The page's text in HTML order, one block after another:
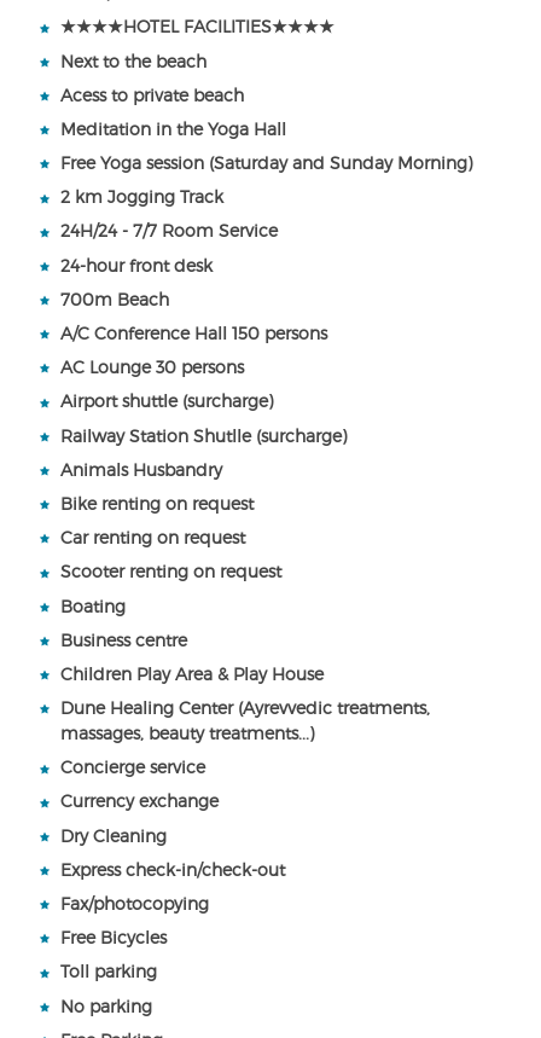
★★★★HOTEL FACILITIES★★★★
Next to the beach
Acess to private beach
Meditation in the Yoga Hall
Free Yoga session (Saturday and Sunday Morning)
2 km Jogging Track
24H/24 - 7/7 Room Service
24-hour front desk
700m Beach
A/C Conference Hall 150 persons
AC Lounge 30 persons
Airport shuttle (surcharge)
Railway Station Shutlle (surcharge)
Animals Husbandry
Bike renting on request
Car renting on request
Scooter renting on request
Boating
Business centre
Children Play Area & Play House
Dune Healing Center (Ayrevvedic treatments,
massages, beauty treatments...)
Concierge service
Currency exchange
Dry Cleaning
Express check-in/check-out
Fax/photocopying
Free Bicycles
Toll parking
No parking